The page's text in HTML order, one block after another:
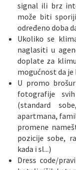
signal ili brz
može biti
određeno doba
Ukoliko se
naglasiti u
doplate za
mogućnost da
U promo
fotografije
(standard
apartmana,
promene
pozicije sobe,
kada i sl...)
Dress code/